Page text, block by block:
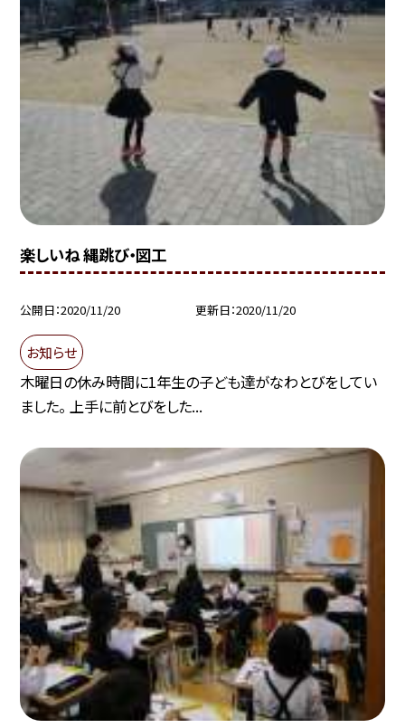
楽しいね 縄跳び・図工
公開日 2020/11/20 更新日 2020/11/20
お知らせ
木曜日の休み時間に1年生の子ども達がなわとびをしてい
ました。 上手に前とびをした...